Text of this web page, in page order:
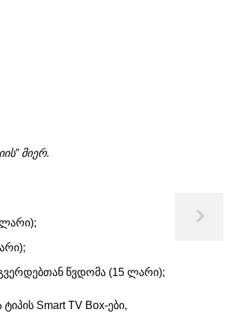
მიერ.
ლარი);
წვდომა (15 ლარი);
Smart TV Box-ები,